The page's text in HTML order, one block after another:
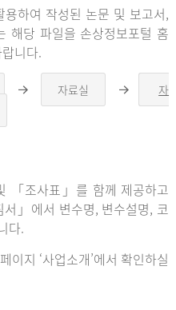
하여 작성된 논문 및 보고서,
해당 파일을 손상정보포털 홈
니다.
른
자료실
른
자
「조사표」를 함께 제공하고
」에서 변수명, 변수설명, 코
다.
이지 ‘사업소개’에서 확인하실